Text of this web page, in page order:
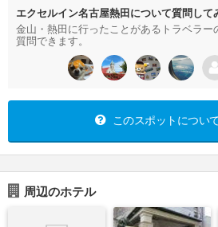
エクセルイン名古屋熱田について質問して
金山・熱田に行ったことがあるトラベラー
質問できます。
このスポットについ
周辺のホテル